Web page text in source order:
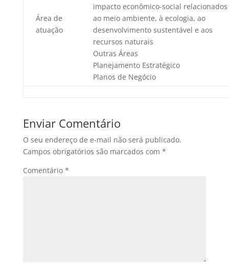
Área de
atuação
impacto econômico-social relacionados
ao meio ambiente, à ecologia, ao
desenvolvimento sustentável e aos
recursos naturais
Outras Áreas
Planejamento Estratégico
Planos de Negócio
Enviar Comentário
O seu endereço de e-mail não será publicado.
Campos obrigatórios são marcados com *
Comentário *